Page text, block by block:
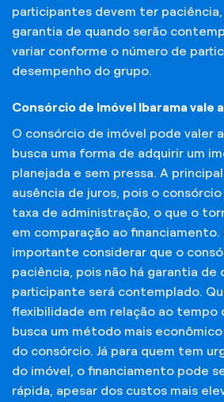
participantes devem ter paciência,
garantia de quando serão
variar conforme o número de
desempenho do grupo.
Consórcio de Imóvel Ibarama vale
O consórcio de imóvel pode valer
busca uma forma de adquirir um
planejada e sem pressa. A
ausência de juros, pois o
taxa de administração, o que o
em comparação ao
importante considerar que o
paciência, pois não há garantia de
participante será contemplado.
flexibilidade em relação ao tempo
busca um método mais
do consórcio. Já para quem tem
do imóvel, o financiamento pode
rápida, apesar dos custos mais